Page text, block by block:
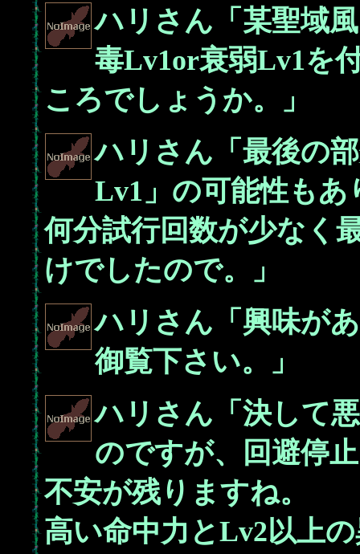
ハリさん「某聖域
毒Lv1or衰弱Lv1を
ころでしょうか。」
ハリさん「最後の
Lv1」の可能性もあ
何分試行回数が少なく
けでしたので。」
ハリさん「興味が
御覧下さい。」
ハリさん「決して
のですが、回避停
不安が残りますね。
高い命中力とLv2以上